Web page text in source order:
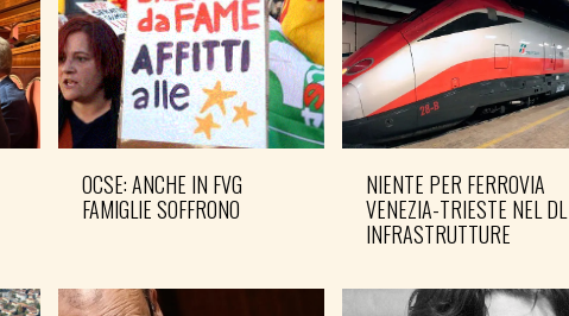
OCSE: ANCHE IN FVG
FAMIGLIE SOFFRONO
NIENTE PER FERROVIA
VENEZIA-TRIESTE NEL DL
INFRASTRUTTURE